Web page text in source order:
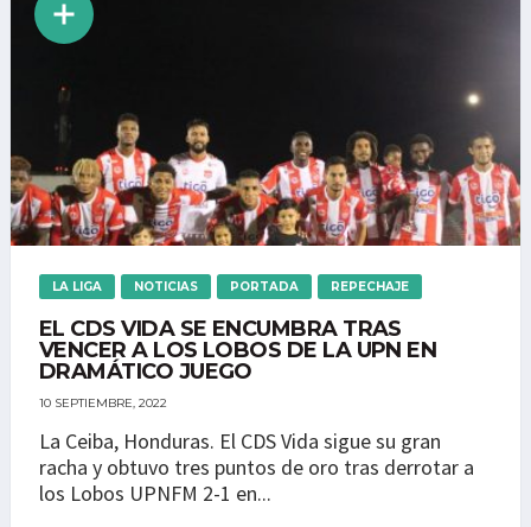
LA LIGA NOTICIAS PORTADA REPECHAJE
EL CDS VIDA SE ENCUMBRA TRAS
VENCER A LOS LOBOS DE LA UPN EN
DRAMÁTICO JUEGO
10 SEPTIEMBRE, 2022
La Ceiba, Honduras. El CDS Vida sigue su gran
racha y obtuvo tres puntos de oro tras derrotar a
los Lobos UPNFM 2-1 en...